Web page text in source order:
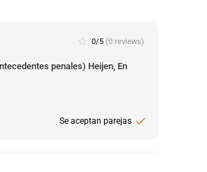
star_border 0/5 (0 reviews)
penales) Heijen, En
Se aceptan parejas check